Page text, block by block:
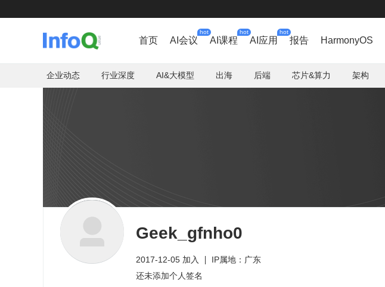
首页 AI会议
hot
AI课程
hot
AI应用
hot
报告 HarmonyOS
企业动态 行业深度 AI&大模型 出海 后端 芯片&算力 架构
Geek_gfnho0
2017-12-05 加入
IP属地：广东
还未添加个人签名